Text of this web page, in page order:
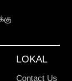
LOKAL
Contact Us